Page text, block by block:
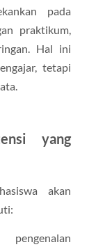
pada
praktikum,
Hal ini
tetapi
yang
akan